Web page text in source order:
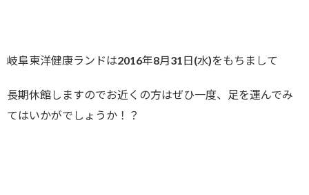
岐阜東洋健康ランドは2016年8月31日(水)をもちまして
長期休館しますのでお近くの方はぜひ一度、足を運んでみ
てはいかがでしょうか！？